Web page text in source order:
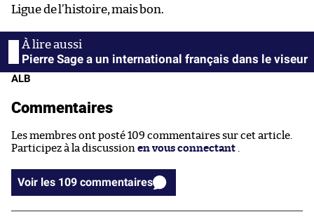
Ligue de l’histoire, mais bon.
Pierre Sage a un international français dans le viseur
ALB
Commentaires
Les membres ont posté 109 commentaires sur cet article.
Participez à la discussion en vous connectant
Voir les 109 commentaires